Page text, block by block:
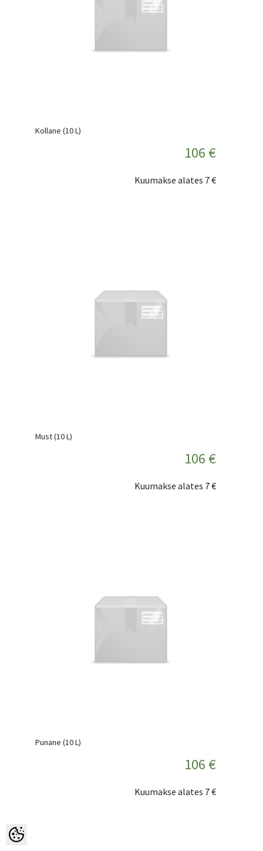
Kollane (10 L)
106 €
Kuumakse alates 7 €
Must (10 L)
106 €
Kuumakse alates 7 €
Punane (10 L)
106 €
Kuumakse alates 7 €